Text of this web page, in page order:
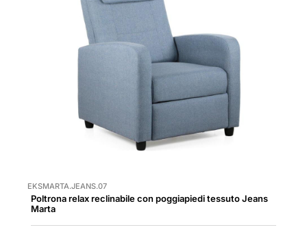
EKSMARTA.JEANS.07
Poltrona relax reclinabile con poggiapiedi tessuto Jeans
Marta